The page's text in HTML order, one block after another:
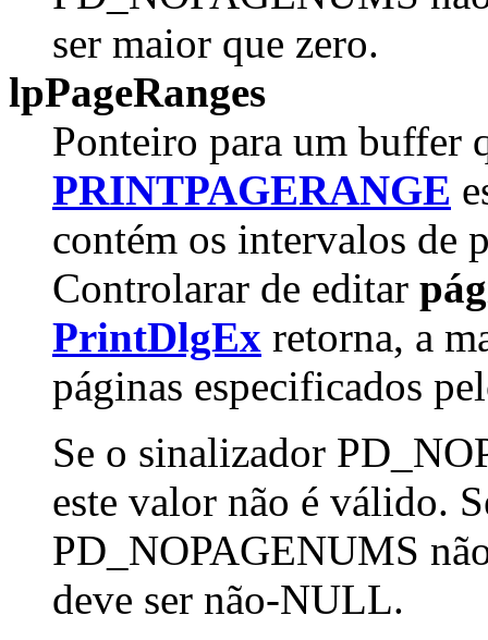
ser maior que zero.
lpPageRanges
Ponteiro para um buffer
PRINTPAGERANGE
contém os intervalos de
Controlarar de editar
PrintDlgEx retorna, a
páginas especificados
Se o sinalizador
este valor não é válido.
PD_NOPAGENUMS
deve ser não-NULL.